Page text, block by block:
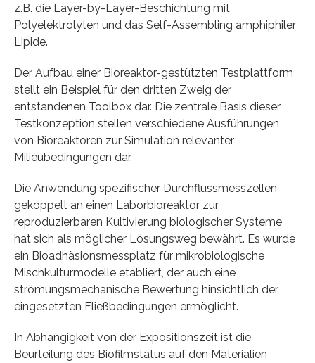
z.B. die Layer-by-Layer-Beschichtung mit
Polyelektrolyten und das Self-Assembling amphiphiler
Lipide.
Der Aufbau einer Bioreaktor-gestützten Testplattform
stellt ein Beispiel für den dritten Zweig der
entstandenen Toolbox dar. Die zentrale Basis dieser
Testkonzeption stellen verschiedene Ausführungen
von Bioreaktoren zur Simulation relevanter
Milieubedingungen dar.
Die Anwendung spezifischer Durchflussmesszellen
gekoppelt an einen Laborbioreaktor zur
reproduzierbaren Kultivierung biologischer Systeme
hat sich als möglicher Lösungsweg bewährt. Es wurde
ein Bioadhäsionsmessplatz für mikrobiologische
Mischkulturmodelle etabliert, der auch eine
strömungsmechanische Bewertung hinsichtlich der
eingesetzten Fließbedingungen ermöglicht.
In Abhängigkeit von der Expositionszeit ist die
Beurteilung des Biofilmstatus auf den Materialien